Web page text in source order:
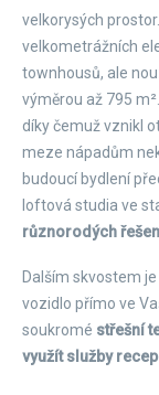
velkorysých
velkometrážních
townhousů, ale
výměrou až 795
díky čemuž vznikl
meze nápadům
budoucí bydlení
loftová studia ve
různorodých
Dalším skvostem je
vozidlo přímo ve
soukromé střešní
využít služby